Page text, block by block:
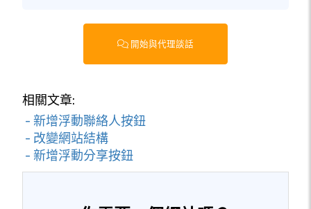
開始與代理談話
相關文章:
- 新增浮動聯絡人按鈕
- 改變網站結構
- 新增浮動分享按鈕